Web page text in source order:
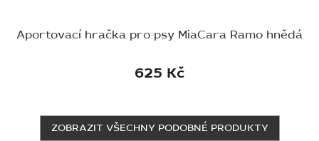
Aportovací hračka pro psy MiaCara Ramo hnědá
625 Kč
ZOBRAZIT VŠECHNY PODOBNÉ PRODUKTY